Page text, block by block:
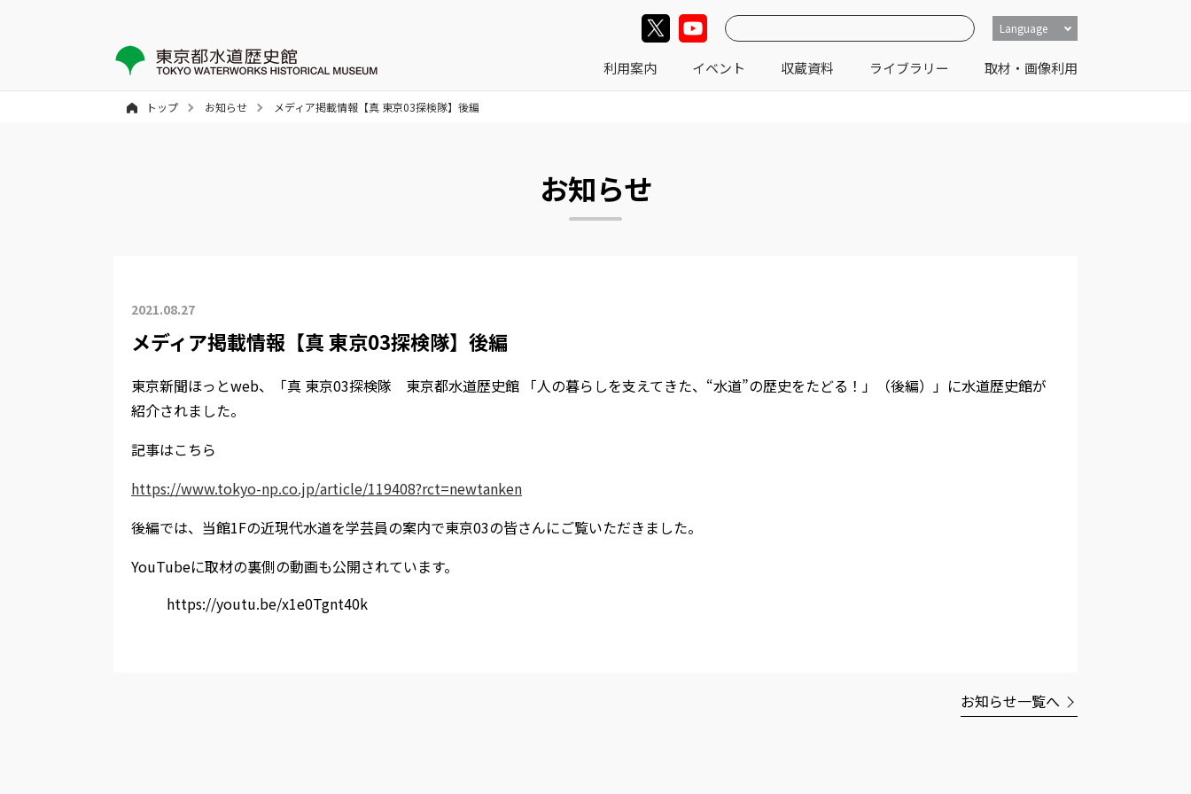
Language
利用案内 イベント 収蔵資料 ライブラリー 取材・画像利用
トップ お知らせ メディア掲載情報【真 東京03探検隊】後編
お知らせ
2021.08.27
メディア掲載情報【真 東京03探検隊】後編
東京新聞ほっとweb、「真 東京03探検隊 東京都水道歴史館 「人の暮らしを支えてきた、“水道”の歴史をたどる！」（後編）」に水道歴史館が
紹介されました。
記事はこちら
https://www.tokyo-np.co.jp/article/119408?rct=newtanken
後編では、当館1Fの近現代水道を学芸員の案内で東京03の皆さんにご覧いただきました。
YouTubeに取材の裏側の動画も公開されています。
https://youtu.be/x1e0Tgnt40k
お知らせ一覧へ